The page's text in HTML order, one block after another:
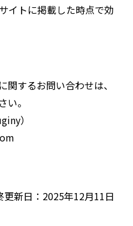
イトに掲載した時点で効
するお問い合わせは、
。
）
更新日：2025年12月11日